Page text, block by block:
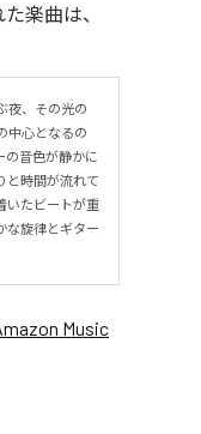
楽曲は、
夜、その光の
中心となるの
の音色が静かに
と時間が流れて
いたビートが重
な旋律とギター
Music